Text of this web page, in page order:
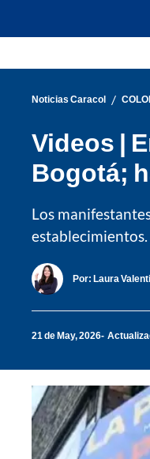
Noticias Caracol /
Videos |
Bogotá;
Los
establecimientos.
Por: Laura
21 de May, 2026